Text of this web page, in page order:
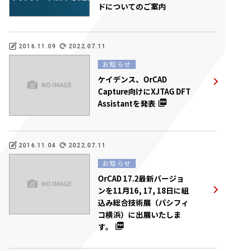
ドについてのご案内
2016.11.09 2022.07.11
お知らせ
ケイデンス、OrCAD
Capture向けにXJTAG DFT
Assistantを発表
2016.11.04 2022.07.11
お知らせ
OrCAD 17.2最新バージョ
ンを11月16, 17, 18日に組
込み総合技術展（パシフィ
コ横浜）に出展いたしま
す。